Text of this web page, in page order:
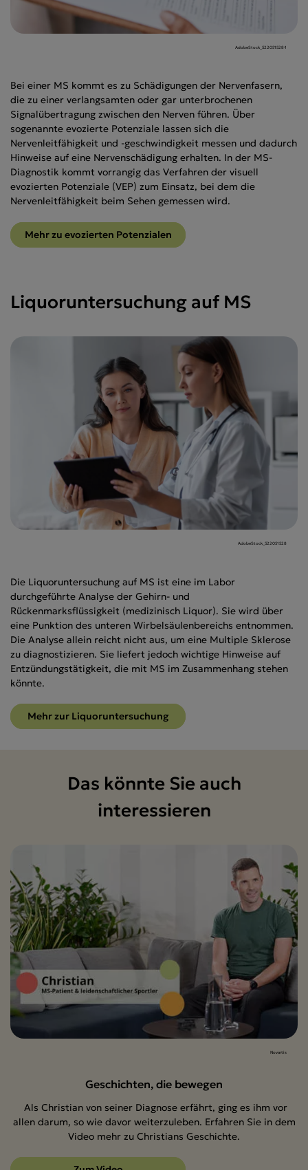
AdobeStock_522051528-1
Bei einer MS kommt es zu Schädigungen der Nervenfasern,
die zu einer verlangsamten oder gar unterbrochenen
Signalübertragung zwischen den Nerven führen. Über
sogenannte evozierte Potenziale lassen sich die
Nervenleitfähigkeit und -geschwindigkeit messen und dadurch
Hinweise auf eine Nervenschädigung erhalten. In der MS-
Diagnostik kommt vorrangig das Verfahren der visuell
evozierten Potenziale (VEP) zum Einsatz, bei dem die
Nervenleitfähigkeit beim Sehen gemessen wird.
Mehr zu evozierten Potenzialen
Liquoruntersuchung auf MS
AdobeStock_522051528
Die Liquoruntersuchung auf MS ist eine im Labor
durchgeführte Analyse der Gehirn- und
Rückenmarksflüssigkeit (medizinisch Liquor). Sie wird über
eine Punktion des unteren Wirbelsäulenbereichs entnommen.
Die Analyse allein reicht nicht aus, um eine Multiple Sklerose
zu diagnostizieren. Sie liefert jedoch wichtige Hinweise auf
Entzündungstätigkeit, die mit MS im Zusammenhang stehen
könnte.
Mehr zur Liquoruntersuchung
Das könnte Sie auch
interessieren
Novartis
Geschichten, die bewegen
Als Christian von seiner Diagnose erfährt, ging es ihm vor
allen darum, so wie davor weiterzuleben. Erfahren Sie in dem
Video mehr zu Christians Geschichte.